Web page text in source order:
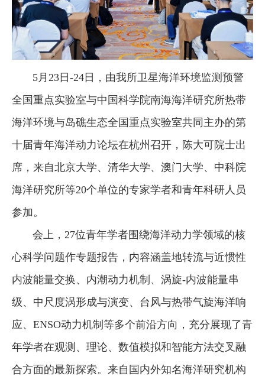
5月23日-24日，由我所卫星海洋环境监测预警
全国重点实验室与中国科学院南海海洋研究所热带
海洋环境与岛礁生态全国重点实验室共同主办的第
十届青年海洋动力论坛在杭州召开，陈大可院士出
席，来自北京大学、清华大学、澳门大学、中科院
海洋研究所等20个单位的专家学者和青年科研人员
参加。
会上，27位青年学者围绕海洋动力学领域的核
心科学问题作专题报告，内容涵盖地转流与近惯性
内波能量交换、内潮动力机制、涡旋-内波能量串
级、中尺度涡形成与演变、台风与热带气旋海洋响
应、ENSO动力机制等多个前沿方向，充分展现了青
年学者在观测、理论、数值模拟和智能方法交叉融
合方面的最新探索。来自国内外知名海洋研究机构